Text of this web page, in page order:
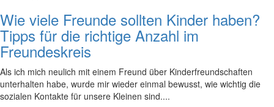
Wie viele Freunde sollten Kinder haben?
Tipps für die richtige Anzahl im
Freundeskreis
Als‍ ich mich neulich⁣ mit einem Freund⁣ über Kinderfreundschaften ​
unterhalten ​habe,⁤ wurde ⁤mir wieder ‍einmal bewusst, ⁢wie wichtig die
sozialen Kontakte für​ unsere Kleinen sind.‍...